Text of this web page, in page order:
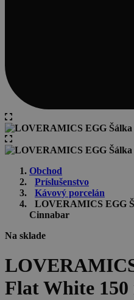
Obchod
Príslušenstvo
Kávový porcelán
LOVERAMICS EGG
Cinnabar
Na sklade
Flat White